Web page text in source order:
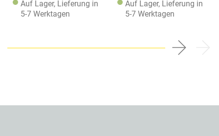
Auf Lager, Lieferung in
5-7 Werktagen
Auf Lager, Lieferung in
5-7 Werktagen